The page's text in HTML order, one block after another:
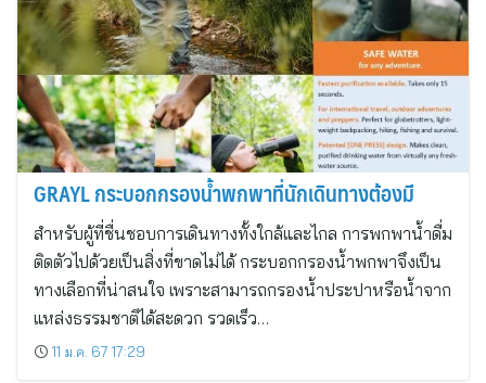
GRAYL กระบอกกรองน้ำพกพาที่นักเดินทางต้องมี
สำหรับผู้ที่ชื่นชอบการเดินทางทั้งใกล้และไกล การพกพาน้ำดื่ม
ติดตัวไปด้วยเป็นสิ่งที่ขาดไม่ได้ กระบอกกรองน้ำพกพาจึงเป็น
ทางเลือกที่น่าสนใจ เพราะสามารถกรองน้ำประปาหรือน้ำจาก
แหล่งธรรมชาติได้สะดวก รวดเร็ว…
11 ม.ค. 67 17:29